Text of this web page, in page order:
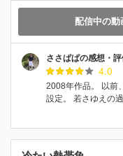
配信中の動
ささぱぱの感想・
4.0
2008年作品。 以前
設定。 若さゆえの